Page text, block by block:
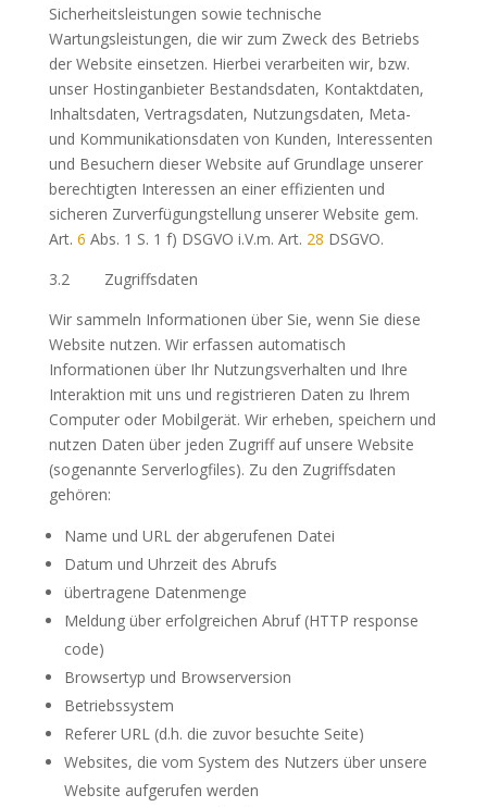
Sicherheitsleistungen sowie technische
Wartungsleistungen, die wir zum Zweck des Betriebs
der Website einsetzen. Hierbei verarbeiten wir, bzw.
unser Hostinganbieter Bestandsdaten, Kontaktdaten,
Inhaltsdaten, Vertragsdaten, Nutzungsdaten, Meta-
und Kommunikationsdaten von Kunden, Interessenten
und Besuchern dieser Website auf Grundlage unserer
berechtigten Interessen an einer effizienten und
sicheren Zurverfügungstellung unserer Website gem.
Art. 6 Abs. 1 S. 1 f) DSGVO i.V.m. Art. 28 DSGVO.
3.2 Zugriffsdaten
Wir sammeln Informationen über Sie, wenn Sie diese
Website nutzen. Wir erfassen automatisch
Informationen über Ihr Nutzungsverhalten und Ihre
Interaktion mit uns und registrieren Daten zu Ihrem
Computer oder Mobilgerät. Wir erheben, speichern und
nutzen Daten über jeden Zugriff auf unsere Website
(sogenannte Serverlogfiles). Zu den Zugriffsdaten
gehören:
Name und URL der abgerufenen Datei
Datum und Uhrzeit des Abrufs
übertragene Datenmenge
Meldung über erfolgreichen Abruf (HTTP response
code)
Browsertyp und Browserversion
Betriebssystem
Referer URL (d.h. die zuvor besuchte Seite)
Websites, die vom System des Nutzers über unsere
Website aufgerufen werden